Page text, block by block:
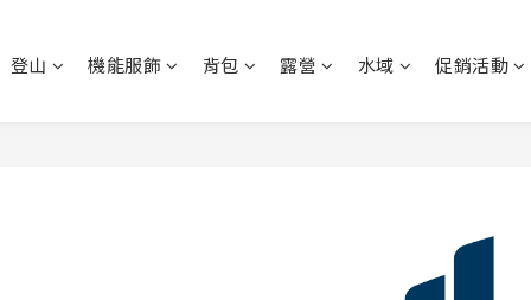
登山 機能服飾 背包 露營 水域 促銷活動